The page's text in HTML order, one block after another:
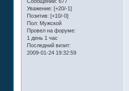
Сообщений: 677
Уважение: [+20/-1]
Позитив: [+10/-0]
Пол: Мужской
Провел на форуме:
1 день 1 час
Последний визит:
2009-01-24 19:32:59